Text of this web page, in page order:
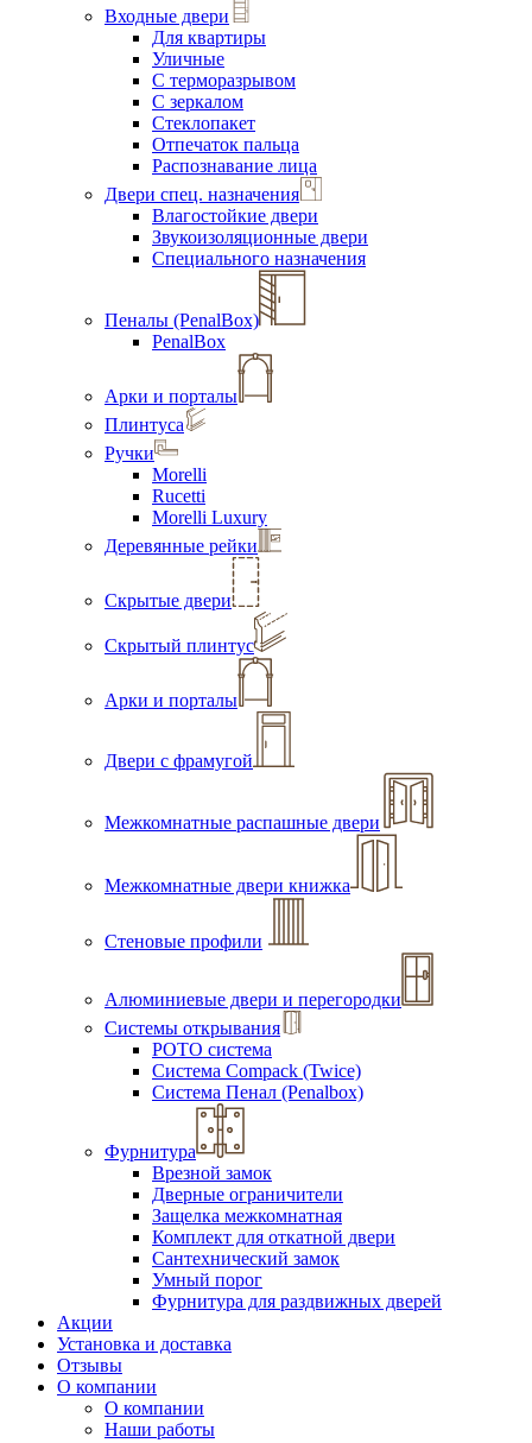
Входные двери
Для квартиры
Уличные
С терморазрывом
С зеркалом
Стеклопакет
Отпечаток пальца
Распознавание лица
Двери спец. назначения
Влагостойкие двери
Звукоизоляционные двери
Специального назначения
Пеналы (PenalBox)
PenalBox
Арки и порталы
Плинтуса
Ручки
Morelli
Rucetti
Morelli Luxury
Деревянные рейки
Скрытые двери
Скрытый плинтус
Арки и порталы
Двери с фрамугой
Межкомнатные распашные двери
Межкомнатные двери книжка
Стеновые профили
Алюминиевые двери и перегородки
Системы открывания
РОТО система
Система Compack (Twice)
Система Пенал (Penalbox)
Фурнитура
Врезной замок
Дверные ограничители
Защелка межкомнатная
Комплект для откатной двери
Сантехнический замок
Умный порог
Фурнитура для раздвижных дверей
Акции
Установка и доставка
Отзывы
О компании
О компании
Наши работы